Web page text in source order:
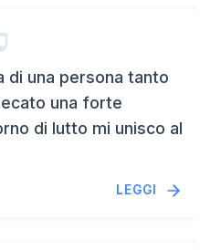
di una persona tanto
una forte
di lutto mi unisco al
LEGGI